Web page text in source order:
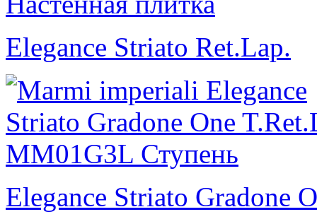
Elegance Striato Ret.Lap.
Elegance Striato Gradone